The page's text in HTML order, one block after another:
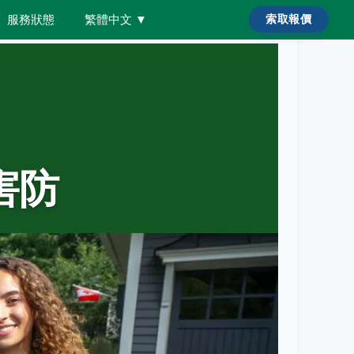
服務狀態 繁體中文 ▼ 索取報價
防